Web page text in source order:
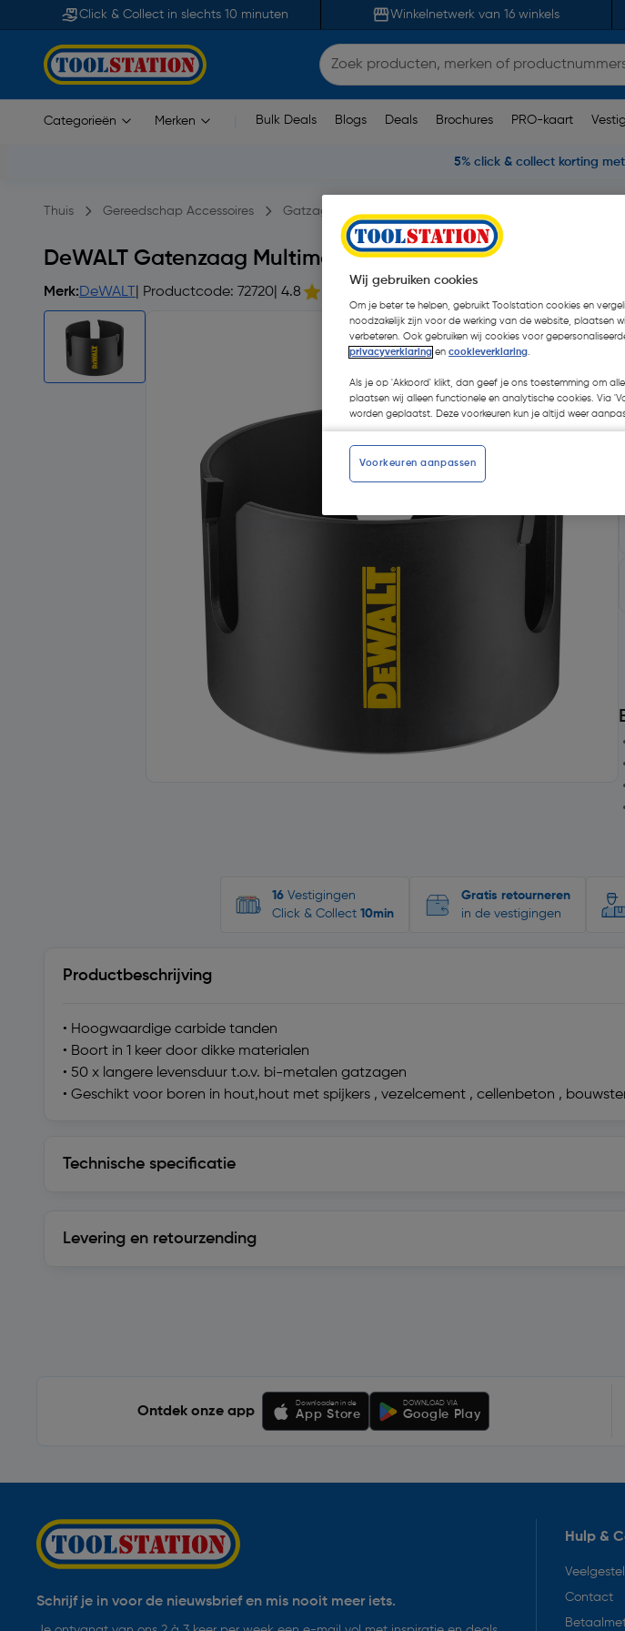
Click & Collect in slechts 10 minuten Winkelnetwerk van 16 winkels
Categorieën Merken Bulk Deals Blogs Deals Brochures PRO-kaart
5% click & collect korting
Thuis Gereedschap Accessoires Gatzagen
DeWALT Gatenzaag Multimateriaal Carbide 76mm
Merk:DeWALT | Productcode: 72720 | 4.8
16 Vestigingen
Click & Collect 10min
Gratis retourneren
in de vestigingen
Productbeschrijving
• Hoogwaardige carbide tanden
• Boort in 1 keer door dikke materialen
• 50 x langere levensduur t.o.v. bi-metalen gatzagen
• Geschikt voor boren in hout,hout met spijkers , vezelcement , cellenbeton ,
Technische specificatie
Levering en retourzending
Ontdek onze app
Downloaden in de
App Store
DOWNLOAD VIA
Google Play
Schrijf je in voor de nieuwsbrief en mis nooit meer iets.
Hulp &
Contact
Wij gebruiken cookies
Om je beter te helpen, gebruikt Toolstation cookies en
noodzakelijk zijn voor de werking van de website, plaatsen
verbeteren. Ook gebruiken wij cookies voor
privacyverklaring en cookieverklaring.
Als je op 'Akkoord' klikt, dan geef je ons toestemming om
plaatsen wij alleen functionele en analytische cookies. Via
worden geplaatst. Deze voorkeuren kun je altijd weer
Voorkeuren aanpassen